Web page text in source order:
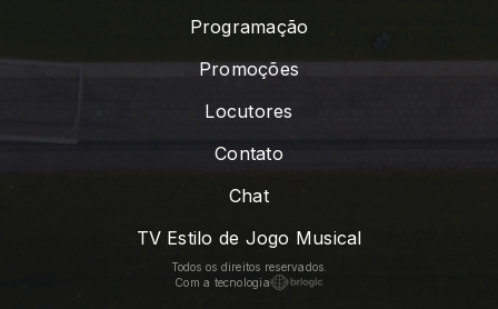
Programação
Promoções
Locutores
Contato
Chat
TV Estilo de Jogo Musical
Todos os direitos reservados.
Com a tecnologia